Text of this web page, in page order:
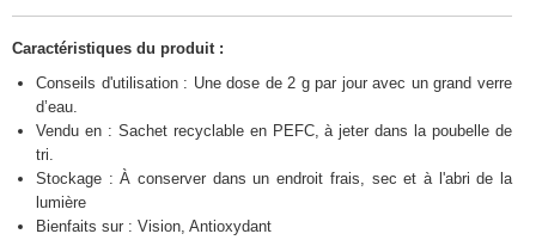
Caractéristiques du produit :
Conseils d'utilisation : Une dose de 2 g par jour avec un grand verre
d’eau.
Vendu en : Sachet recyclable en PEFC, à jeter dans la poubelle de
tri.
Stockage : À conserver dans un endroit frais, sec et à l'abri de la
lumière
Bienfaits sur : Vision, Antioxydant